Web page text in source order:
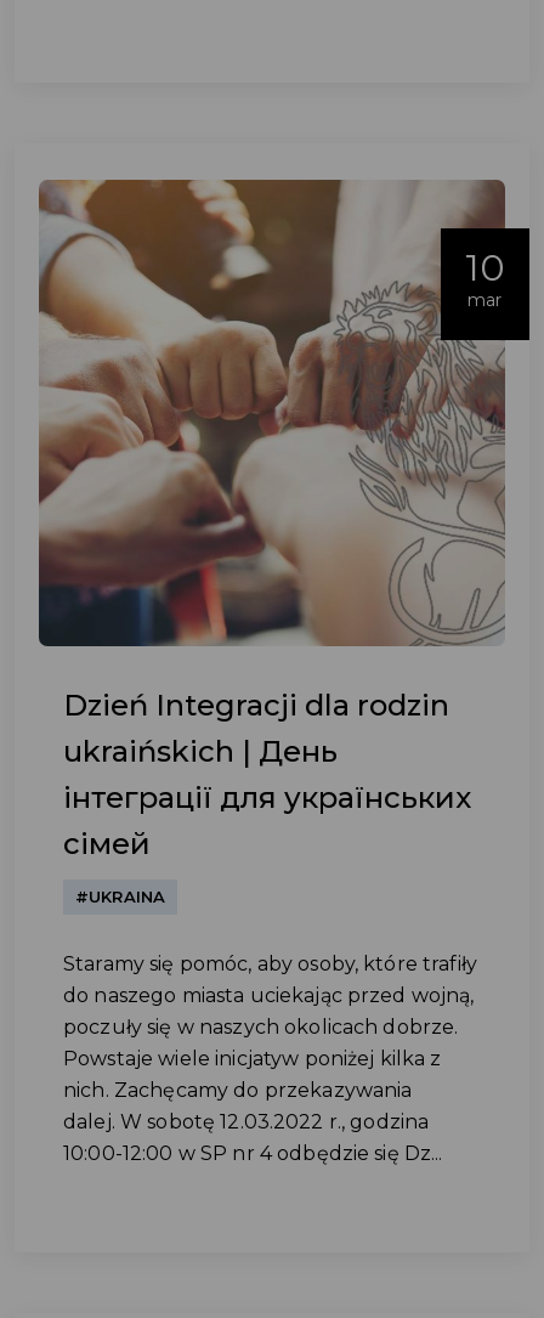
10
mar
Dzień Integracji dla rodzin
ukraińskich | День
інтеграції для українських
сімей
#UKRAINA
Staramy się pomóc, aby osoby, które trafiły
do naszego miasta uciekając przed wojną,
poczuły się w naszych okolicach dobrze.
Powstaje wiele inicjatyw poniżej kilka z
nich. Zachęcamy do przekazywania
dalej. W sobotę 12.03.2022 r., godzina
10:00-12:00 w SP nr 4 odbędzie się Dz...